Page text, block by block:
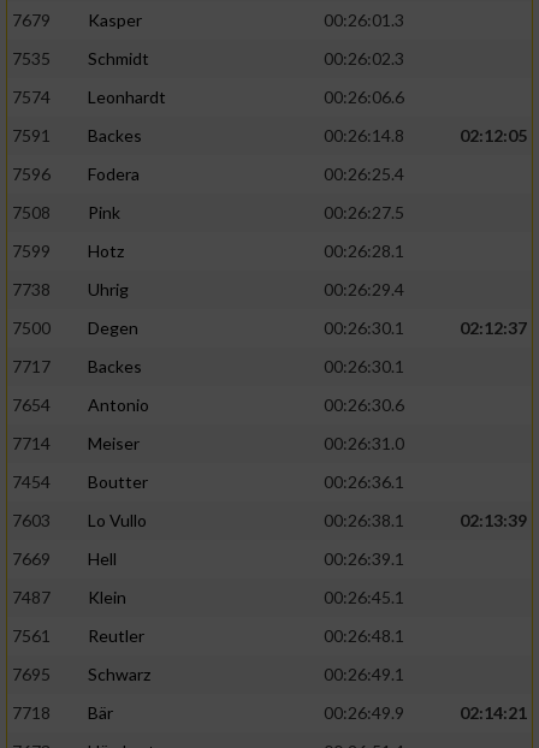
7679
Kasper
00:26:01.3
7535
Schmidt
00:26:02.3
7574
Leonhardt
00:26:06.6
7591
Backes 00:26:14.8
02:12:05
7596
Fodera
00:26:25.4
7508
Pink
00:26:27.5
7599
Hotz
00:26:28.1
7738
Uhrig
00:26:29.4
7500
Degen 00:26:30.1
02:12:37
7717
Backes
00:26:30.1
7654
Antonio
00:26:30.6
7714
Meiser
00:26:31.0
7454
Boutter
00:26:36.1
7603
Lo Vullo 00:26:38.1
02:13:39
7669
Hell
00:26:39.1
7487
Klein
00:26:45.1
7561
Reutler
00:26:48.1
7695
Schwarz
00:26:49.1
7718
Bär 00:26:49.9
02:14:21